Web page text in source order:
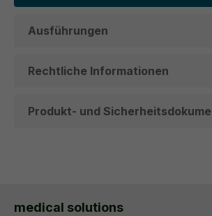
Ausführungen
Rechtliche Informationen
Produkt- und
medical solutions